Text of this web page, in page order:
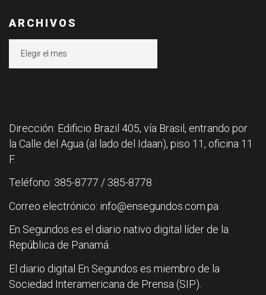
ARCHIVOS
Dirección: Edificio Brazil 405, vía Brasil, entrando por
la Calle del Agua (al lado del Idaan), piso 11, oficina 11
F.
Teléfono: 385-8777 / 385-8778
Correo electrónico: info@ensegundos.com.pa
En Segundos es el diario nativo digital líder de la
República de Panamá.
El diario digital En Segundos es miembro de la
Sociedad Interamericana de Prensa (SIP).